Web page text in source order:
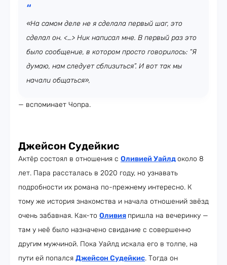
«На самом деле не я сделала первый шаг, это
сделал он. <…> Ник написал мне. В первый раз это
было сообщение, в котором просто говорилось: “Я
думаю, нам следует сблизиться”. И вот так мы
начали общаться»,
— вспоминает Чопра.
Джейсон Судейкис
Актёр состоял в отношения с Оливией Уайлдоколо 8
лет. Пара рассталась в 2020 году, но узнавать
подробности их романа по-прежнему интересно. К
тому же история знакомства и начала отношений звёзд
очень забавная. Как-то Оливия пришла на вечеринку —
там у неё было назначено свидание с совершенно
другим мужчиной. Пока Уайлд искала его в толпе, на
пути ей попался Джейсон Судейкис. Тогда он